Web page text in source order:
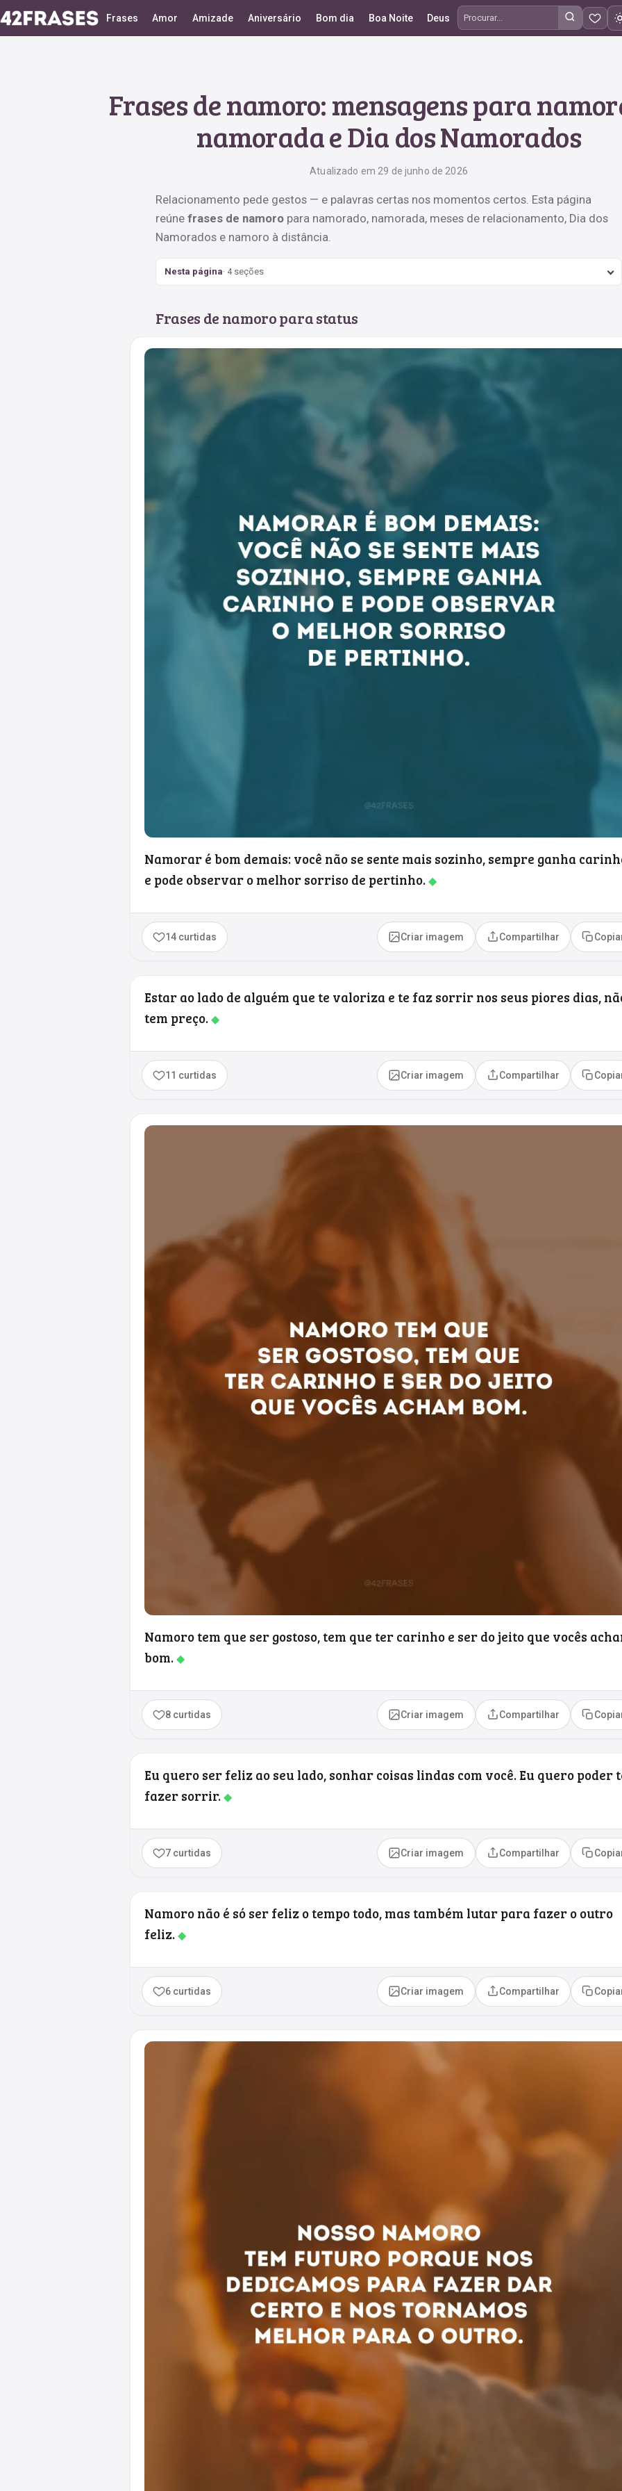
Frases Amor Amizade Aniversário Bom dia Boa Noite Deus
Procurar frases
Frases de namoro: mensagens para
namorada e Dia dos Namorados
Atualizado em 29 de junho de 2026
Relacionamento pede gestos — e palavras certas nos momentos certos. Esta página
reúne frases de namoropara namorado, namorada, meses de relacionamento, Dia dos
Namorados e namoro à distância.
Nesta página· 4 seções
Frases de namoro para status
Namorar é bom demais: você não se sente mais sozinho, sempre ganha
e pode observar o melhor sorriso de pertinho.◆
14 curtidas Criar imagem Compartilhar
Estar ao lado de alguém que te valoriza e te faz sorrir nos seus piores dias,
tem preço.◆
11 curtidas Criar imagem Compartilhar
Namoro tem que ser gostoso, tem que ter carinho e ser do jeito que vocês
bom.◆
8 curtidas Criar imagem Compartilhar
Eu quero ser feliz ao seu lado, sonhar coisas lindas com você. Eu quero poder
fazer sorrir.◆
7 curtidas Criar imagem Compartilhar
Namoro não é só ser feliz o tempo todo, mas também lutar para fazer o outro
feliz.◆
6 curtidas Criar imagem Compartilhar